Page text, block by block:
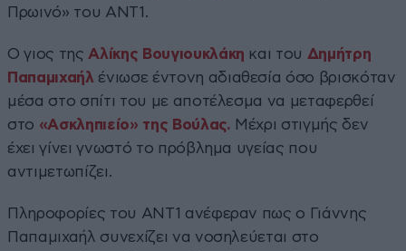
Πρωινό» του ΑΝΤ1.
Ο γιος της Αλίκης Βουγιουκλάκη και του Δημήτρη
Παπαμιχαήλ ένιωσε έντονη αδιαθεσία όσο βρισκόταν
μέσα στο σπίτι του με αποτέλεσμα να μεταφερθεί
στο «Ασκληπιείο» της Βούλας. Μέχρι στιγμής δεν
έχει γίνει γνωστό το πρόβλημα υγείας που
αντιμετωπίζει.
Πληροφορίες του ΑΝΤ1 ανέφεραν πως ο Γιάννης
Παπαμιχαήλ συνεχίζει να νοσηλεύεται στο